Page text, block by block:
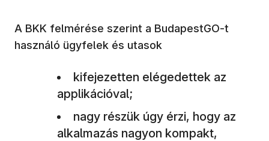
A BKK felmérése szerint a BudapestGO-t
használó ügyfelek és utasok
kifejezetten elégedettek az
applikációval;
nagy részük úgy érzi, hogy az
alkalmazás nagyon kompakt,